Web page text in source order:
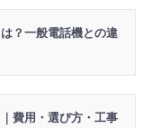
？一般電話機との違
費用・選び方・工事